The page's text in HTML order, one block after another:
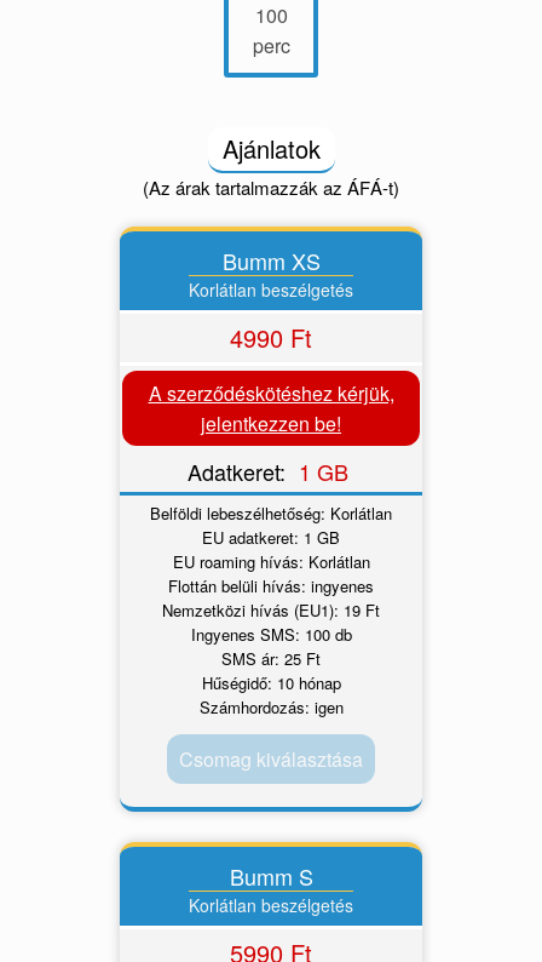
100
perc
Ajánlatok
(Az árak tartalmazzák az ÁFÁ-t)
Bumm XS
Korlátlan beszélgetés
4990 Ft
A szerződéskötéshez kérjük,
jelentkezzen be!
Adatkeret: 1 GB
Belföldi lebeszélhetőség: Korlátlan
EU adatkeret: 1 GB
EU roaming hívás: Korlátlan
Flottán belüli hívás: ingyenes
Nemzetközi hívás (EU1): 19 Ft
Ingyenes SMS: 100 db
SMS ár: 25 Ft
Hűségidő: 10 hónap
Számhordozás: igen
Csomag kiválasztása
Bumm S
Korlátlan beszélgetés
5990 Ft